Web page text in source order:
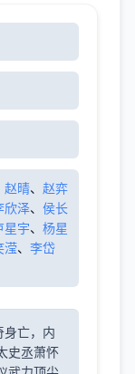
赵晴、 赵弈
欣泽、 侯长
星宇、 杨星
滢、 李岱
身亡，内
史丞萧怀